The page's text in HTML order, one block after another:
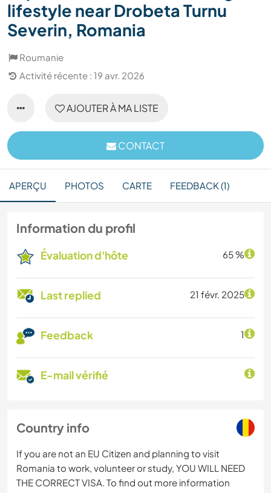
lifestyle near Drobeta Turnu
Severin, Romania
Roumanie
Activité récente : 19 avr. 2026
AJOUTER À MA LISTE
CONTACT
APERÇU PHOTOS CARTE FEEDBACK (1)
Information du profil
Évaluation d'hôte 65 %
Last replied 21 févr. 2025
Feedback 1
E-mail vérifié
Country info
If you are not an EU Citizen and planning to visit
Romania to work, volunteer or study, YOU WILL NEED
THE CORRECT VISA. To find out more information